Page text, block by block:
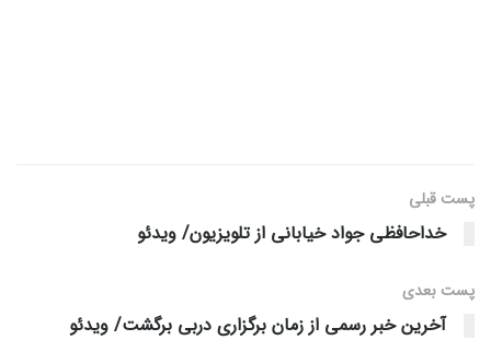
پست قبلی
خداحافظی جواد خیابانی از تلویزیون/ ویدئو
پست‌ بعدی
آخرین خبر رسمی از زمان برگزاری دربی برگشت/ ویدئو